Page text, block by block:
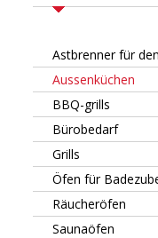
Astbrenner für
Aussenküchen
BBQ-grills
Bürobedarf
Grills
Öfen für
Räucheröfen
Saunaöfen